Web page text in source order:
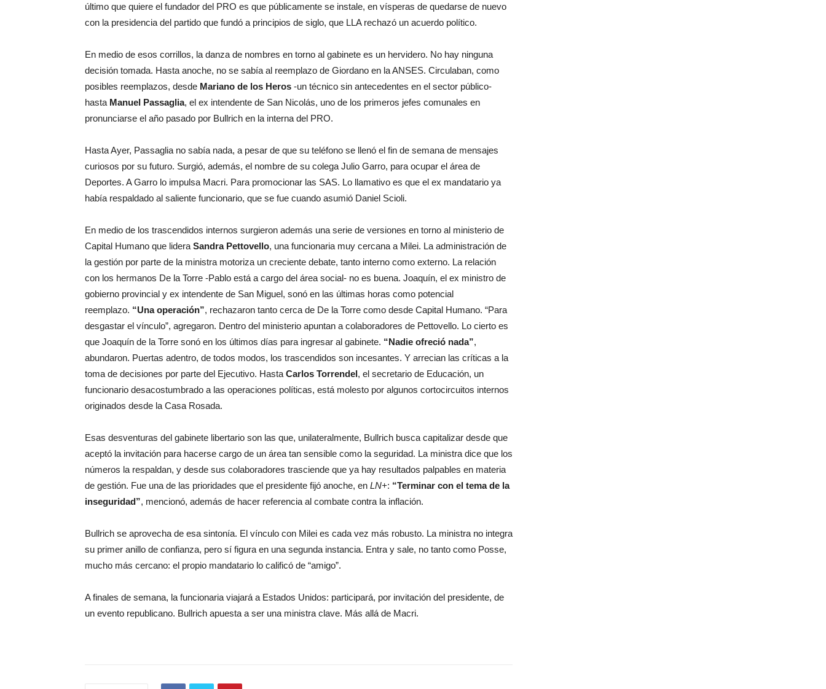
último que quiere el fundador del PRO es que públicamente se instale, en vísperas de quedarse de nuevo
con la presidencia del partido que fundó a principios de siglo, que LLA rechazó un acuerdo político.
En medio de esos corrillos, la danza de nombres en torno al gabinete es un hervidero. No hay ninguna
decisión tomada. Hasta anoche, no se sabía al reemplazo de Giordano en la ANSES. Circulaban, como
posibles reemplazos, desde Mariano de los Heros -un técnico sin antecedentes en el sector público-
hasta Manuel Passaglia, el ex intendente de San Nicolás, uno de los primeros jefes comunales en
pronunciarse el año pasado por Bullrich en la interna del PRO.
Hasta Ayer, Passaglia no sabía nada, a pesar de que su teléfono se llenó el fin de semana de mensajes
curiosos por su futuro. Surgió, además, el nombre de su colega Julio Garro, para ocupar el área de
Deportes. A Garro lo impulsa Macri. Para promocionar las SAS. Lo llamativo es que el ex mandatario ya
había respaldado al saliente funcionario, que se fue cuando asumió Daniel Scioli.
En medio de los trascendidos internos surgieron además una serie de versiones en torno al ministerio de
Capital Humano que lidera Sandra Pettovello, una funcionaria muy cercana a Milei. La administración de
la gestión por parte de la ministra motoriza un creciente debate, tanto interno como externo. La relación
con los hermanos De la Torre -Pablo está a cargo del área social- no es buena. Joaquín, el ex ministro de
gobierno provincial y ex intendente de San Miguel, sonó en las últimas horas como potencial
reemplazo. “Una operación”, rechazaron tanto cerca de De la Torre como desde Capital Humano. “Para
desgastar el vínculo”, agregaron. Dentro del ministerio apuntan a colaboradores de Pettovello. Lo cierto es
que Joaquín de la Torre sonó en los últimos días para ingresar al gabinete. “Nadie ofreció nada”,
abundaron. Puertas adentro, de todos modos, los trascendidos son incesantes. Y arrecian las críticas a la
toma de decisiones por parte del Ejecutivo. Hasta Carlos Torrendel, el secretario de Educación, un
funcionario desacostumbrado a las operaciones políticas, está molesto por algunos cortocircuitos internos
originados desde la Casa Rosada.
Esas desventuras del gabinete libertario son las que, unilateralmente, Bullrich busca capitalizar desde que
aceptó la invitación para hacerse cargo de un área tan sensible como la seguridad. La ministra dice que los
números la respaldan, y desde sus colaboradores trasciende que ya hay resultados palpables en materia
de gestión. Fue una de las prioridades que el presidente fijó anoche, en LN+: “Terminar con el tema de la
inseguridad”, mencionó, además de hacer referencia al combate contra la inflación.
Bullrich se aprovecha de esa sintonía. El vínculo con Milei es cada vez más robusto. La ministra no integra
su primer anillo de confianza, pero sí figura en una segunda instancia. Entra y sale, no tanto como Posse,
mucho más cercano: el propio mandatario lo calificó de “amigo”.
A finales de semana, la funcionaria viajará a Estados Unidos: participará, por invitación del presidente, de
un evento republicano. Bullrich apuesta a ser una ministra clave. Más allá de Macri.